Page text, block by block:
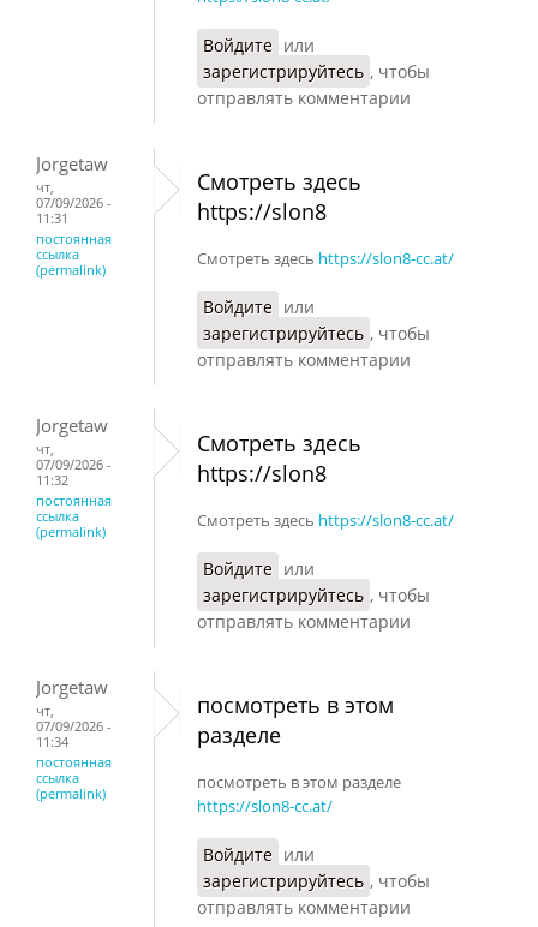
Войдите или
зарегистрируйтесь , чтобы
отправлять комментарии
Jorgetaw
чт,
07/09/2026 -
11:31
постоянная
ссылка
(permalink)
Смотреть здесь
https://slon8
Смотреть здесь https://slon8-cc.at/
Войдите или
зарегистрируйтесь , чтобы
отправлять комментарии
Jorgetaw
чт,
07/09/2026 -
11:32
постоянная
ссылка
(permalink)
Смотреть здесь
https://slon8
Смотреть здесь https://slon8-cc.at/
Войдите или
зарегистрируйтесь , чтобы
отправлять комментарии
Jorgetaw
чт,
07/09/2026 -
11:34
постоянная
ссылка
(permalink)
посмотреть в этом
разделе
посмотреть в этом разделе
https://slon8-cc.at/
Войдите или
зарегистрируйтесь , чтобы
отправлять комментарии